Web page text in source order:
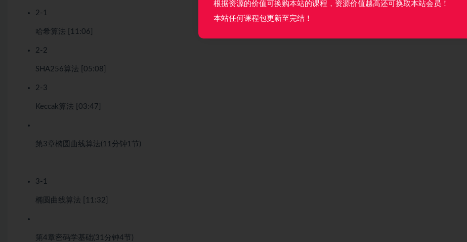
2-1
哈希算法 [11:06]
2-2
SHA256算法 [05:08]
2-3
Keccak算法 [03:47]
第3章椭圆曲线算法 (11分钟 1节)
3-1
椭圆曲线算法 [11:32]
第4章 密码学基础(31分钟4节)
根据资源的价值可换购本站的课程，资源价值越高还可换取本站会员！
本站任何课程包更新至完结！